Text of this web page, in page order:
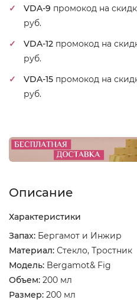
VDA-9 промокод на
руб.
VDA-12 промокод на
руб.
VDA-15 промокод на
руб.
Описание
Характеристики
Запах: Бергамот и Инжир
Материал: Стекло, Тростник
Модель: Bergamot& Fig
Объем: 200 мл
Размер: 200 мл